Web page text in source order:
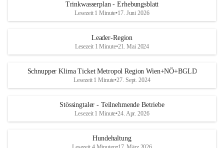
Trinkwasserplan - Erhebungsblatt
Lesezeit 1 Minute•17. Juni 2026
Leader-Region
Lesezeit 1 Minute•21. Mai 2024
Schnupper Klima Ticket Metropol Region Wien+NÖ+BGLD
Lesezeit 1 Minute•27. Sept. 2024
Stössingtaler - Teilnehmende Betriebe
Lesezeit 1 Minute•24. Apr. 2026
Hundehaltung